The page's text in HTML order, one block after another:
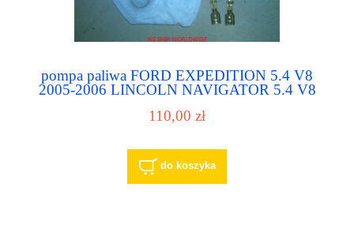
pompa paliwa FORD EXPEDITION 5.4 V8
2005-2006 LINCOLN NAVIGATOR 5.4 V8
110,00 zł
do koszyka